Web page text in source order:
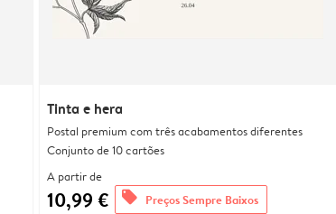
Tinta e hera
Postal premium com três acabamentos diferentes
Conjunto de 10 cartões
A partir de
10,99 € offers Preços Sempre Baixos